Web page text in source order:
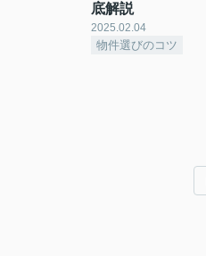
底解説
2025.02.04
物件選びのコツ